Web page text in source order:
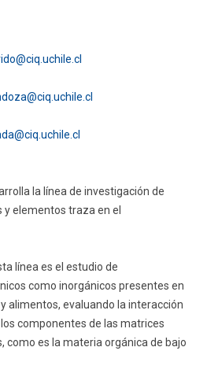
la línea de investigación de
elementos traza en el
línea es el estudio de
como inorgánicos presentes en
alimentos, evaluando la interacción
componentes de las matrices
como es la materia orgánica de bajo